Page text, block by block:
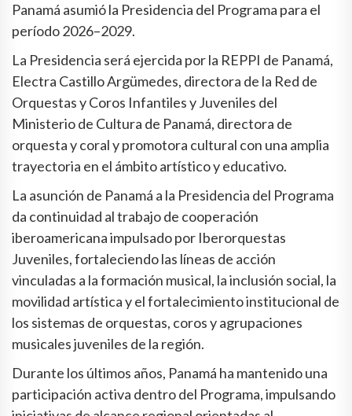
Panamá asumió la Presidencia del Programa para el
período 2026–2029.
La Presidencia será ejercida por la REPPI de Panamá,
Electra Castillo Argümedes, directora de la Red de
Orquestas y Coros Infantiles y Juveniles del
Ministerio de Cultura de Panamá, directora de
orquesta y coral y promotora cultural con una amplia
trayectoria en el ámbito artístico y educativo.
La asunción de Panamá a la Presidencia del Programa
da continuidad al trabajo de cooperación
iberoamericana impulsado por Iberorquestas
Juveniles, fortaleciendo las líneas de acción
vinculadas a la formación musical, la inclusión social, la
movilidad artística y el fortalecimiento institucional de
los sistemas de orquestas, coros y agrupaciones
musicales juveniles de la región.
Durante los últimos años, Panamá ha mantenido una
participación activa dentro del Programa, impulsando